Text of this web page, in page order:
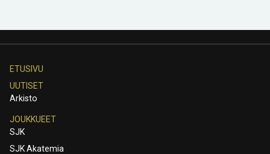
ETUSIVU
UUTISET
Arkisto
JOUKKUEET
SJK
SJK Akatemia